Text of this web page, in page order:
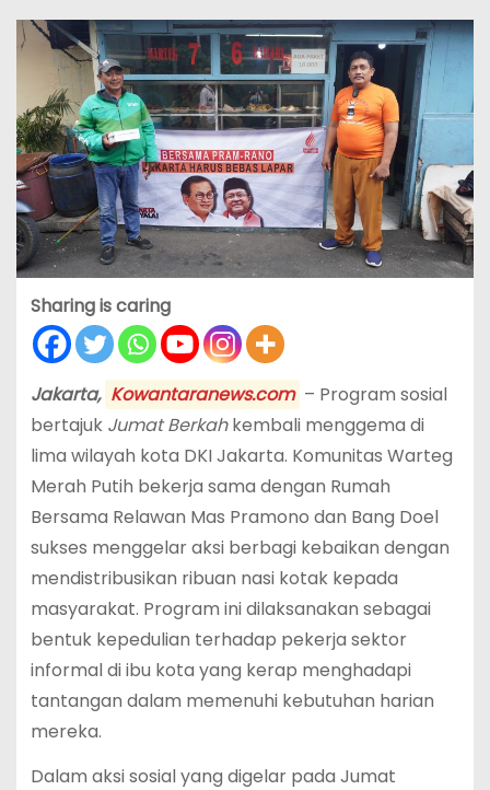
Sharing is caring
Jakarta, Kowantaranews.com – Program sosial
bertajuk Jumat Berkahkembali menggema di
lima wilayah kota DKI Jakarta. Komunitas Warteg
Merah Putih bekerja sama dengan Rumah
Bersama Relawan Mas Pramono dan Bang Doel
sukses menggelar aksi berbagi kebaikan dengan
mendistribusikan ribuan nasi kotak kepada
masyarakat. Program ini dilaksanakan sebagai
bentuk kepedulian terhadap pekerja sektor
informal di ibu kota yang kerap menghadapi
tantangan dalam memenuhi kebutuhan harian
mereka.
Dalam aksi sosial yang digelar pada Jumat